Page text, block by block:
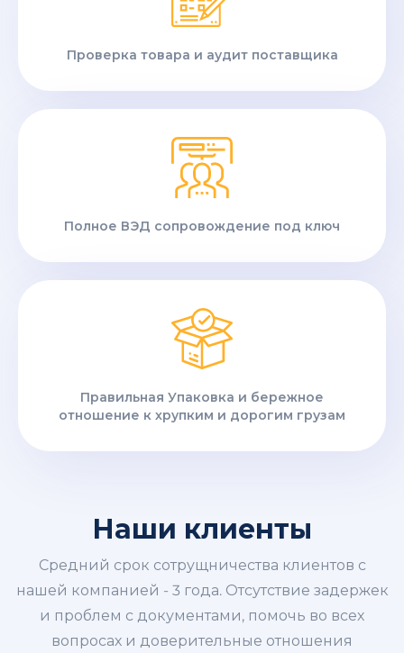
Проверка товара и аудит поставщика
Полное ВЭД сопровождение под ключ
Правильная Упаковка и бережное
отношение к хрупким и дорогим грузам
Наши клиенты
Средний срок сотрущничества клиентов с
нашей компанией - 3 года. Отсутствие задержек
и проблем с документами, помочь во всех
вопросах и доверительные отношения